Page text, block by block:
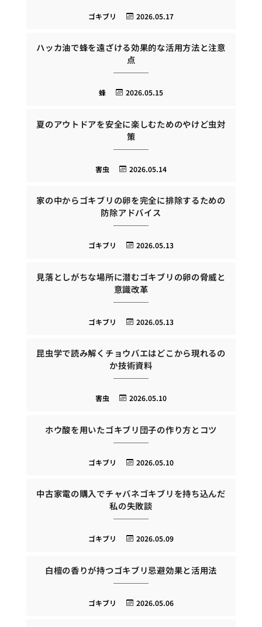
2026.05.17
ゴキブリ
ハッカ油で蜂を遠ざける効果的な活用方法と注意
点
2026.05.15
蜂
夏のアウトドアを安全に楽しむためのやけど虫対
策
2026.05.14
害虫
家の中からゴキブリの卵を完全に排除するための
防除アドバイス
2026.05.13
ゴキブリ
見落としがちな場所に潜むゴキブリの卵の脅威と
意識改革
2026.05.13
ゴキブリ
昆虫学で読み解くチョウバエはどこから現れるの
か技術資料
2026.05.10
害虫
ホウ酸を用いたゴキブリ団子の作り方とコツ
2026.05.10
ゴキブリ
中古家電の購入でチャバネゴキブリを持ち込んだ
私の失敗談
2026.05.09
ゴキブリ
白檀の香りが持つゴキブリ忌避効果と活用法
2026.05.06
ゴキブリ